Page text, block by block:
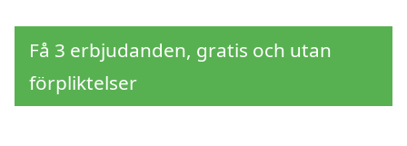
Få 3 erbjudanden, gratis och utan
förpliktelser